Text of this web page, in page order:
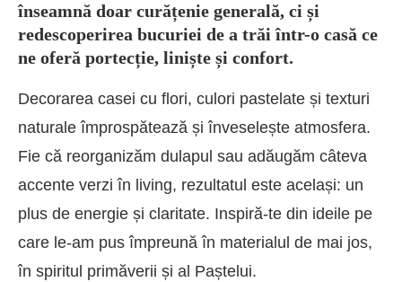
înseamnă doar curățenie generală, ci și
redescoperirea bucuriei de a trăi într-o casă ce
ne oferă portecție, liniște și confort.
Decorarea casei cu flori, culori pastelate și texturi
naturale împrospătează și înveselește atmosfera.
Fie că reorganizăm dulapul sau adăugăm câteva
accente verzi în living, rezultatul este același: un
plus de energie și claritate. Inspiră-te din ideile pe
care le-am pus împreună în materialul de mai jos,
în spiritul primăverii și al Paștelui.